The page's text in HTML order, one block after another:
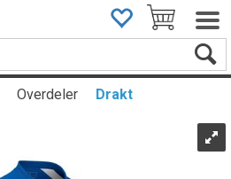
Overdeler Drakt